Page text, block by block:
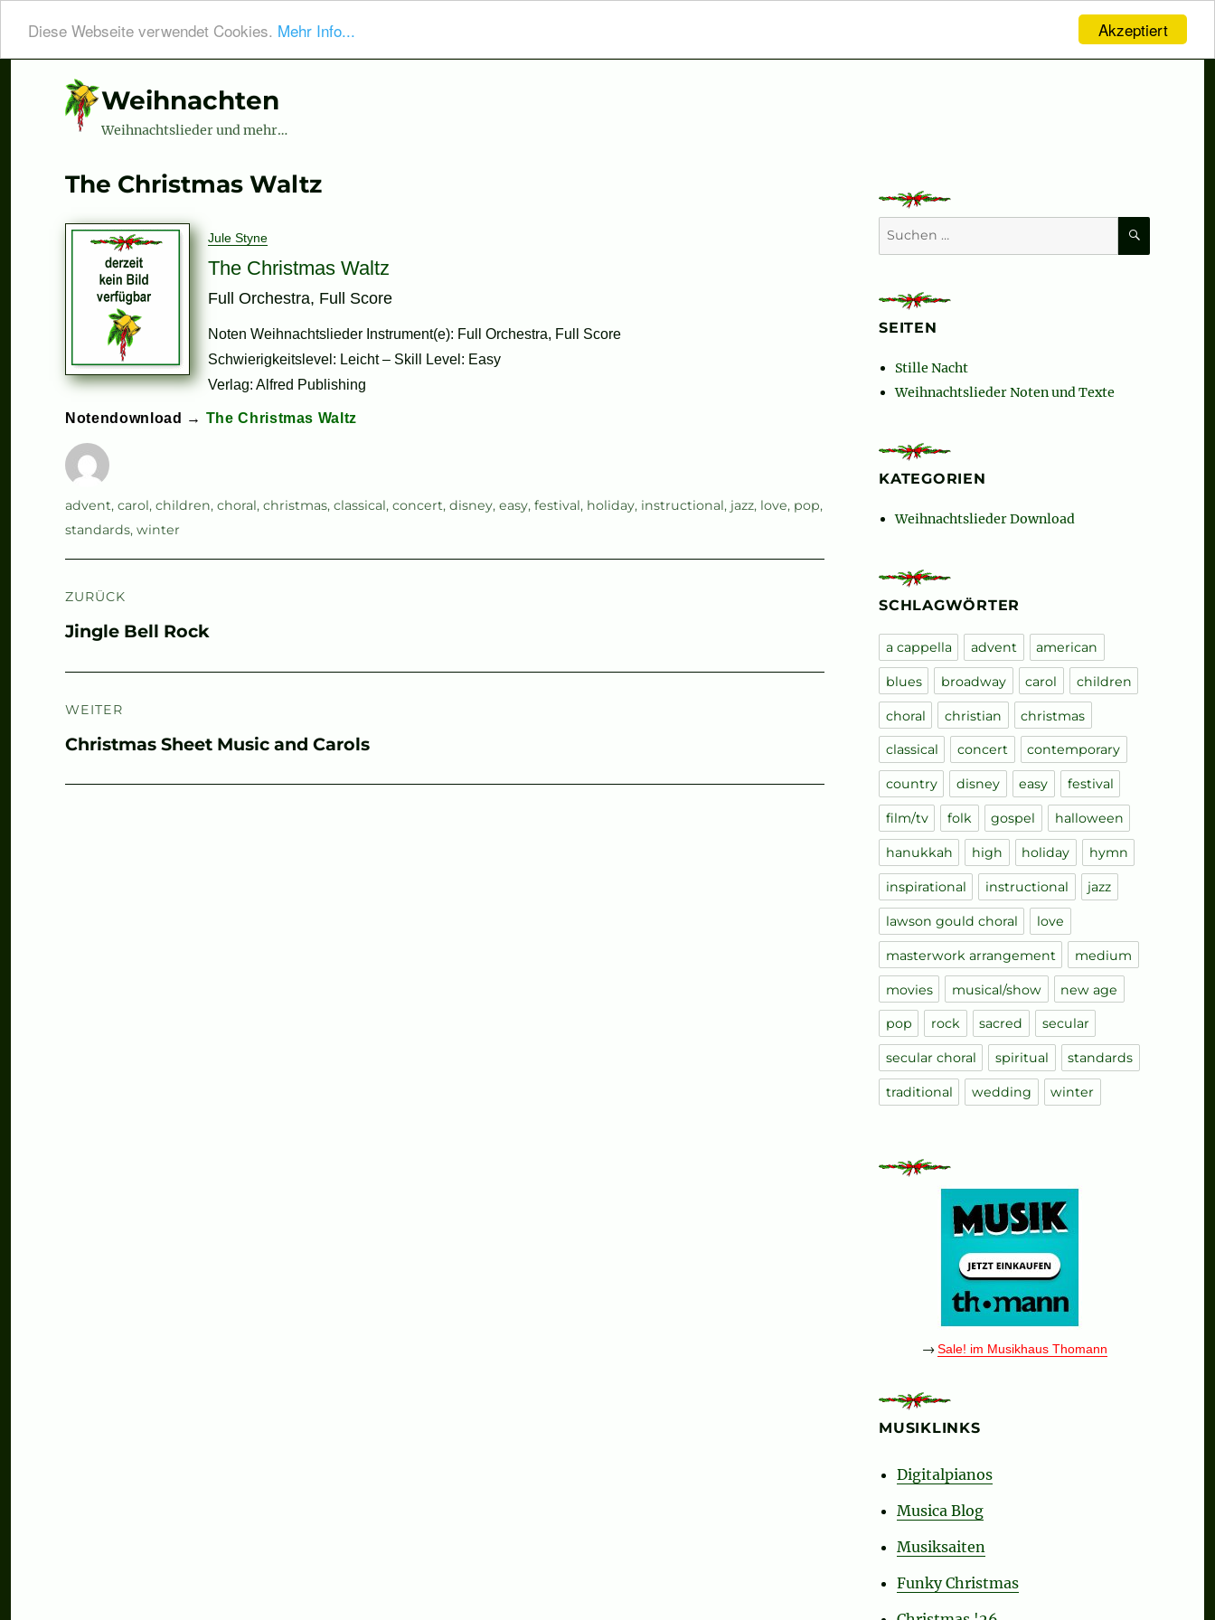
Akzeptiert
Diese Webseite verwendet Cookies. Mehr Info...
Weihnachten
Weihnachtslieder und mehr…
The Christmas Waltz
Jule Styne
The Christmas Waltz
Full Orchestra, Full Score
Noten Weihnachtslieder Instrument(e): Full Orchestra, Full Score
Schwierigkeitslevel: Leicht – Skill Level: Easy
Verlag: Alfred Publishing
Notendownload → The Christmas Waltz
Autor
Schlagwörter
advent, carol, children, choral, christmas, classical, concert, disney, easy, festival, holiday, instructional, jazz, love, pop,
standards, winter
ZURÜCK
Vorheriger
Jingle Bell Rock
WEITER
Nächster
Christmas Sheet Music and Carols
Suchen
nach:
SEITEN
Stille Nacht
Weihnachtslieder Noten und Texte
KATEGORIEN
Weihnachtslieder Download
SCHLAGWÖRTER
a cappella advent american
blues broadway carol children
choral christian christmas
classical concert contemporary
country disney easy festival
film/tv folk gospel halloween
hanukkah high holiday hymn
inspirational instructional jazz
lawson gould choral love
masterwork arrangement medium
movies musical/show new age
pop rock sacred secular
secular choral spiritual standards
traditional wedding winter
→Sale! im Musikhaus Thomann
MUSIKLINKS
Digitalpianos
Musica Blog
Musiksaiten
Funky Christmas